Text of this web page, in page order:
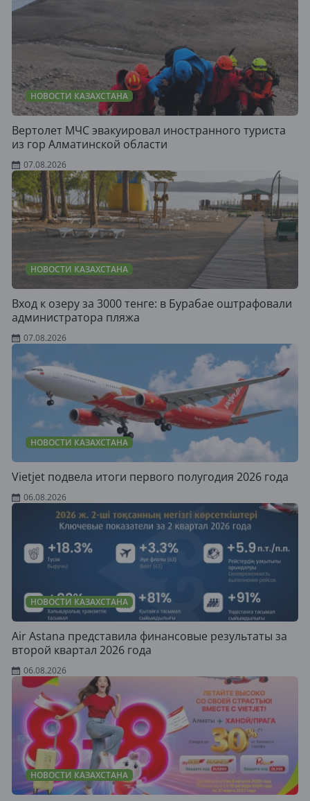
НОВОСТИ КАЗАХСТАНА
Вертолет МЧС эвакуировал иностранного туриста
из гор Алматинской области
07.08.2026
НОВОСТИ КАЗАХСТАНА
Вход к озеру за 3000 тенге: в Бурабае оштрафовали
администратора пляжа
07.08.2026
НОВОСТИ КАЗАХСТАНА
Vietjet подвела итоги первого полугодия 2026 года
06.08.2026
НОВОСТИ КАЗАХСТАНА
Air Astana представила финансовые результаты за
второй квартал 2026 года
06.08.2026
НОВОСТИ КАЗАХСТАНА